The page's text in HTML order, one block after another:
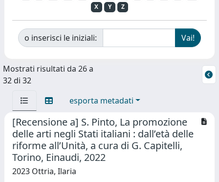
X
Y Z
o inserisci le iniziali:
Mostrati risultati da 26 a
32 di 32
esporta metadati
[Recensione a] S. Pinto, La promozione
delle arti negli Stati italiani : dall’età delle
riforme all’Unità, a cura di G. Capitelli,
Torino, Einaudi, 2022
2023 Ottria, Ilaria